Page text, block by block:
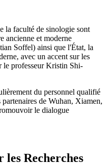
la faculté de sinologie sont
ancienne et moderne
Soffel) ainsi que l'État, la
avec un accent sur les
le professeur Kristin Shi-
du personnel qualifié
partenaires de Wuhan, Xiamen,
le dialogue
Recherches